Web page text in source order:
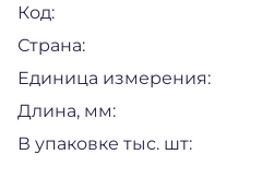
Код:
Страна:
Единица измерения:
Длина, мм:
В упаковке тыс. шт: